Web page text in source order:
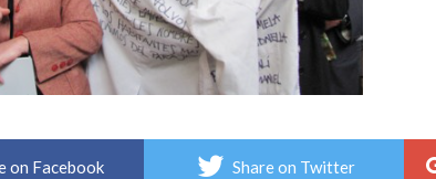
on Facebook Share on Twitter